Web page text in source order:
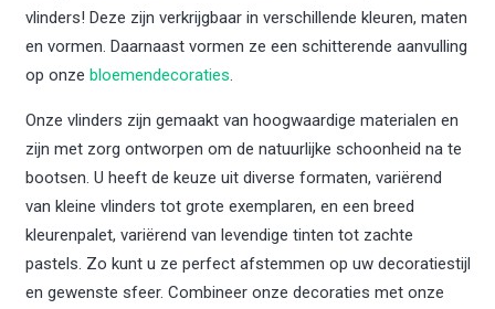
vlinders! Deze zijn verkrijgbaar in verschillende kleuren, maten
en vormen. Daarnaast vormen ze een schitterende aanvulling
op onze bloemendecoraties.
Onze vlinders zijn gemaakt van hoogwaardige materialen en
zijn met zorg ontworpen om de natuurlijke schoonheid na te
bootsen. U heeft de keuze uit diverse formaten, variërend
van kleine vlinders tot grote exemplaren, en een breed
kleurenpalet, variërend van levendige tinten tot zachte
pastels. Zo kunt u ze perfect afstemmen op uw decoratiestijl
en gewenste sfeer. Combineer onze decoraties met onze